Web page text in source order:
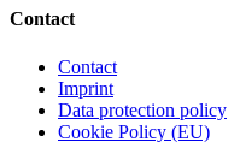
Contact
Contact
Imprint
Data protection policy
Cookie Policy (EU)